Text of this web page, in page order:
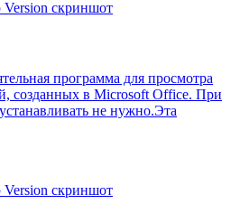
программа для просмотра
созданных в Microsoft Office. При
не нужно.Эта